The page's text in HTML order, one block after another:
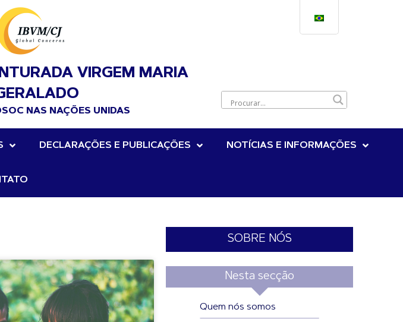
VIRGEM MARIA
NAS NAÇÕES UNIDAS
DECLARAÇÕES E PUBLICAÇÕES NOTÍCIAS E INFORMAÇÕES
SOBRE NÓS
Nesta secção
Quem nós somos